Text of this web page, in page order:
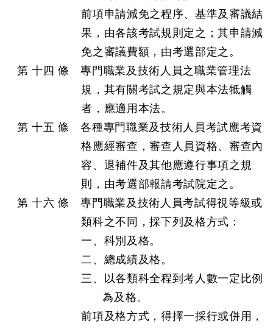
前項申請減免之程序、基準及審議結
果，由各該考試規則定之；其申請減
免之審議費額，由考選部定之。
第 十四 條 專門職業及技術人員之職業管理法
規，其有關考試之規定與本法牴觸
者，應適用本法。
第 十五 條 各種專門職業及技術人員考試應考資
格應經審查，審查人員資格、審查內
容、退補件及其他應遵行事項之規
則，由考選部報請考試院定之。
第 十六 條 專門職業及技術人員考試得視等級或
類科之不同，採下列及格方式：
一、科別及格。
二、總成績及格。
三、以各類科全程到考人數一定比例
為及格。
前項及格方式，得擇一採行或併用，